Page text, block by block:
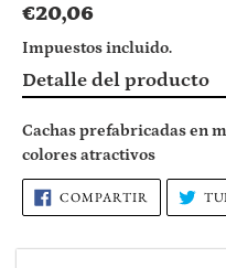
Precio
habitual
€20,06
Impuestos incluido.
Agregando
el
producto
carrito
de
Detalle del producto
Cachas prefabricadas en
colores atractivos
COMPARTIR
EN
FACEBOOK